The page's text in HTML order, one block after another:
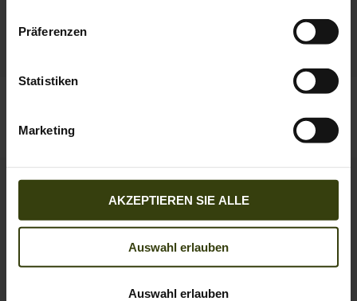
Präferenzen
Statistiken
Marketing
AKZEPTIEREN SIE ALLE
Auswahl erlauben
Auswahl erlauben
Outdoor Stretch Hose
SALE